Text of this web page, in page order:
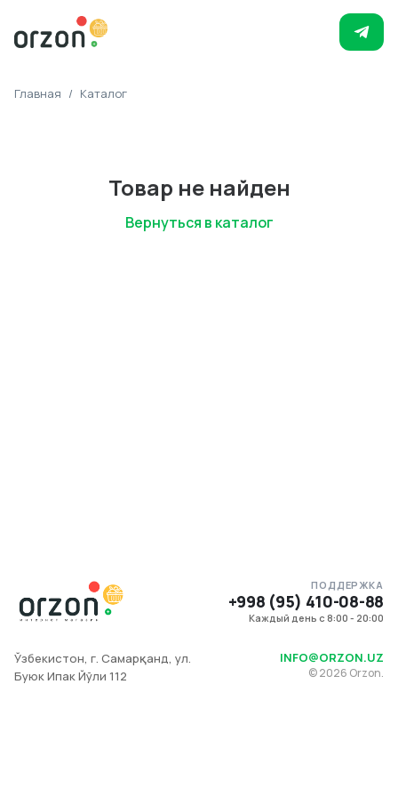
Главная / Каталог
Товар не найден
Вернуться в каталог
ПОДДЕРЖКА
+998 (95) 410-08-88
Каждый день с 8:00 - 20:00
Ўзбекистон, г. Самарқанд, ул.
Буюк Ипак Йўли 112
INFO@ORZON.UZ
©2026 Orzon.